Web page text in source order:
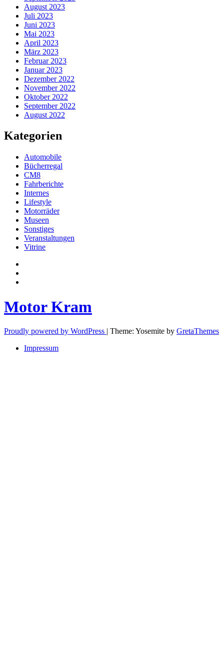
August 2023
Juli 2023
Juni 2023
Mai 2023
April 2023
März 2023
Februar 2023
Januar 2023
Dezember 2022
November 2022
Oktober 2022
September 2022
August 2022
Kategorien
Automobile
Bücherregal
CM8
Fahrberichte
Internes
Lifestyle
Motorräder
Museen
Sonstiges
Veranstaltungen
Vitrine
Motor Kram
Proudly powered by WordPress | Theme: Yosemite by GretaThemes
Impressum